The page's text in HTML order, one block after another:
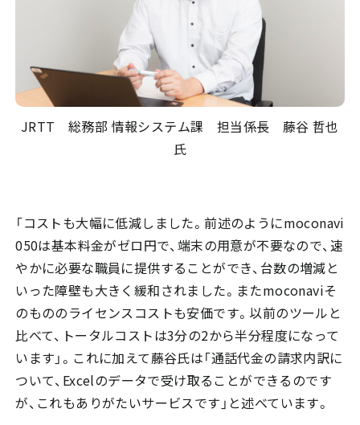
JRTT 総務部 情報システム課 担当係長 藤谷 哲也
氏
「コストも大幅に低減しました。前述のようにmoconavi
050は基本料金がゼロ円で、端末の用意が不要なので、速
やかに必要な職員に提供することができ、台数の増減と
いった障壁も大きく緩和されました。またmoconaviそ
のもののライセンスコストも安価です。以前のツールと
比べて、トータルコストは3分の2から半分程度になって
います」。これに加えて藤谷氏は「通話代金の請求内訳に
ついて、Excelのデータで受け取ることができるのです
が、これもありがたいサービスです」と述べています。